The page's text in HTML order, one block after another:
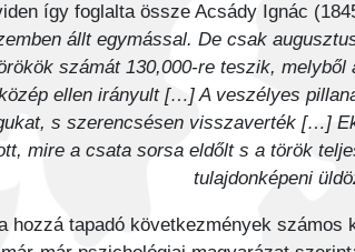
így foglalta össze Acsády Ignác
állt egymással. De csak
számát 130,000-re teszik, melyből
ellen irányult […] A veszélyes
s szerencsésen visszaverték […]
mire a csata sorsa eldőlt s a török
tulajdonképeni
hozzá tapadó következmények